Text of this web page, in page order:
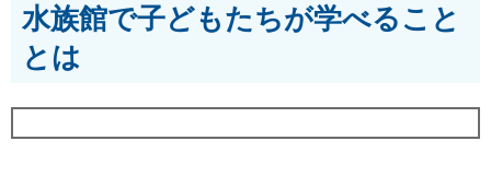
水族館で子どもたちが学べること
とは